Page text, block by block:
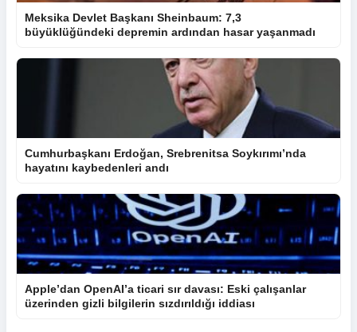
Meksika Devlet Başkanı Sheinbaum: 7,3
büyüklüğündeki depremin ardından hasar yaşanmadı
Cumhurbaşkanı Erdoğan, Srebrenitsa Soykırımı’nda
hayatını kaybedenleri andı
Apple’dan OpenAI’a ticari sır davası: Eski çalışanlar
üzerinden gizli bilgilerin sızdırıldığı iddiası